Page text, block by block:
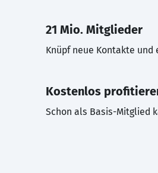
21 Mio. Mitglieder
Knüpf neue Kontakte
Kostenlos
Schon als Basis-Mitglied